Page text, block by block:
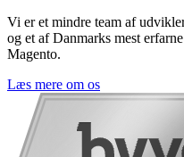
Vi er et mindre team af
og et af Danmarks mest
Magento.
Læs mere om os